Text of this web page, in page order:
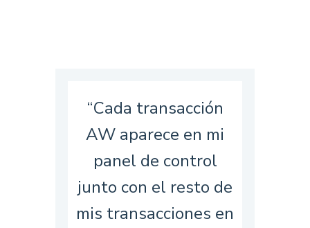
“Cada transacción
AW aparece en mi
panel de control
junto con el resto de
mis transacciones en